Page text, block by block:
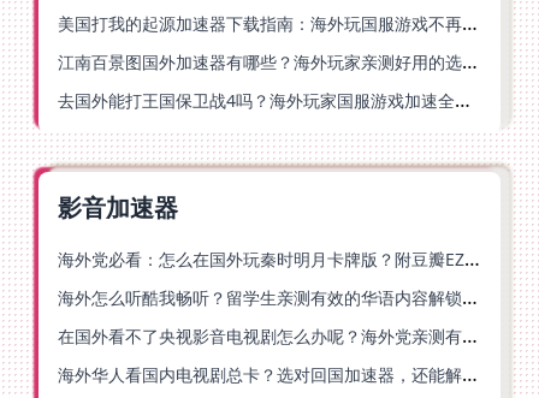
美国打我的起源加速器下载指南：海外玩国服游戏不再卡的终极方案
江南百景图国外加速器有哪些？海外玩家亲测好用的选择与避坑指南
去国外能打王国保卫战4吗？海外玩家国服游戏加速全攻略（附公主连结幻想江湖实测）
影音加速器
海外党必看：怎么在国外玩秦时明月卡牌版？附豆瓣EZCast地区限制破解法
海外怎么听酷我畅听？留学生亲测有效的华语内容解锁指南
在国外看不了央视影音电视剧怎么办呢？海外党亲测有效的回国加速方案
海外华人看国内电视剧总卡？选对回国加速器，还能解决菲律宾打不开反诈中心的问题